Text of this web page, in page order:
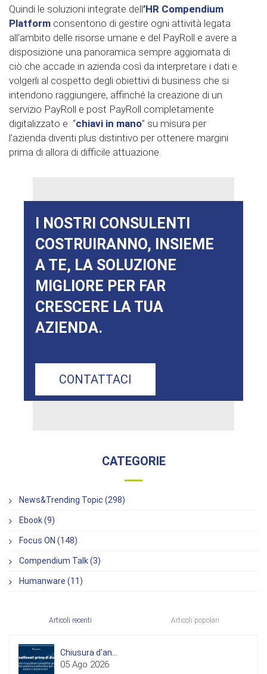
Quindi le soluzioni integrate dell’HR Compendium
Platform consentono di gestire ogni attività legata
all’ambito delle risorse umane e del PayRoll e avere a
disposizione una panoramica sempre aggiornata di
ciò che accade in azienda così da interpretare i dati e
volgerli al cospetto degli obiettivi di business che si
intendono raggiungere, affinché la creazione di un
servizio PayRoll e post PayRoll completamente
digitalizzato e “chiavi in mano” su misura per
l’azienda diventi plus distintivo per ottenere margini
prima di allora di difficile attuazione.
I NOSTRI CONSULENTI
COSTRUIRANNO, INSIEME
A TE, LA SOLUZIONE
MIGLIORE PER FAR
CRESCERE LA TUA
AZIENDA.
CONTATTACI
CATEGORIE
News&Trending Topic (298)
Ebook (9)
Focus ON (148)
Compendium Talk (3)
Humanware (11)
Articoli recenti Articoli popolari
Chiusura d'an...
05 Ago 2026